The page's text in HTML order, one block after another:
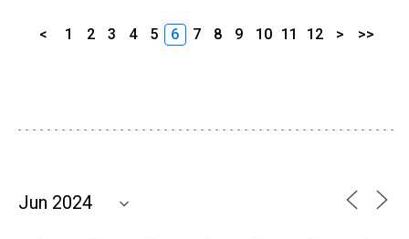
< 1 2 3 4 5 6 7 8 9 10 11 12 > >>